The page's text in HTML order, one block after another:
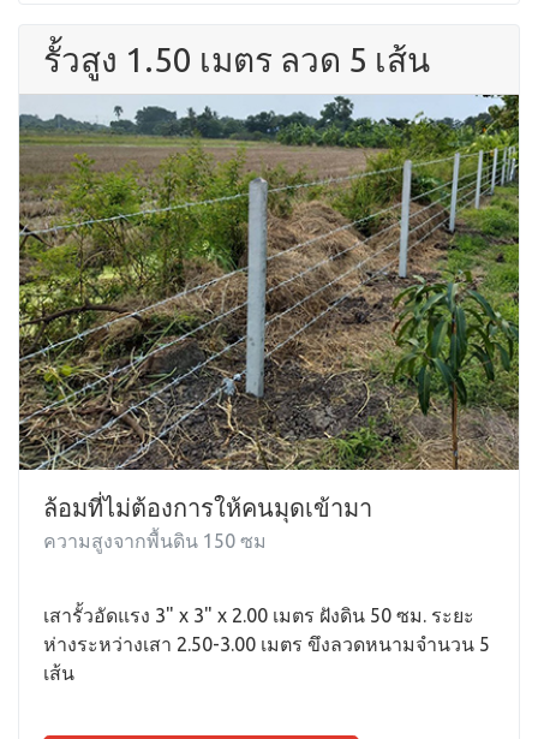
รั้วสูง 1.50 เมตร ลวด 5 เส้น
ล้อมที่ไม่ต้องการให้คนมุดเข้ามา
ความสูงจากพื้นดิน 150 ซม
เสารั้วอัดแรง 3" x 3" x 2.00 เมตร ฝังดิน 50 ซม. ระยะ
ห่างระหว่างเสา 2.50-3.00 เมตร ขึงลวดหนามจำนวน 5
เส้น